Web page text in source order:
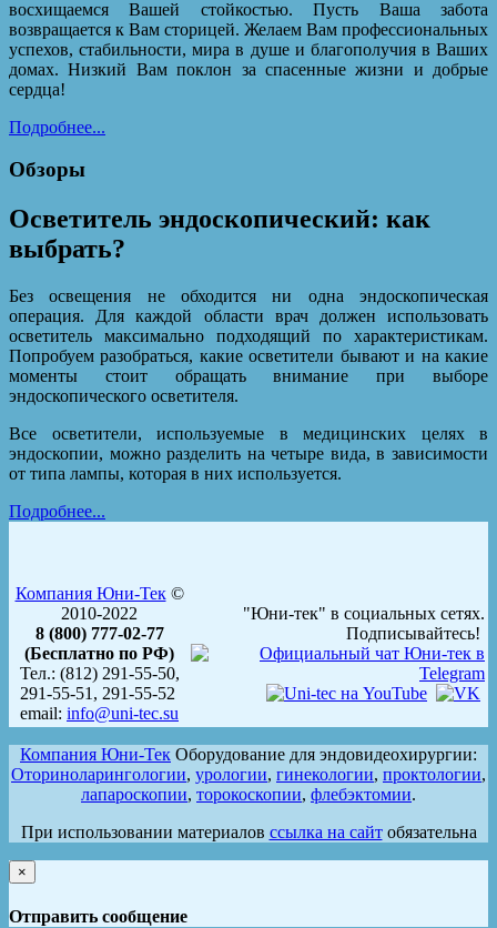
восхищаемся Вашей стойкостью. Пусть Ваша забота
возвращается к Вам сторицей. Желаем Вам профессиональных
успехов, стабильности, мира в душе и благополучия в Ваших
домах. Низкий Вам поклон за спасенные жизни и добрые
сердца!
Подробнее...
Обзоры
Осветитель эндоскопический: как
выбрать?
Без освещения не обходится ни одна эндоскопическая
операция. Для каждой области врач должен использовать
осветитель максимально подходящий по характеристикам.
Попробуем разобраться, какие осветители бывают и на какие
моменты стоит обращать внимание при выборе
эндоскопического осветителя.
Все осветители, используемые в медицинских целях в
эндоскопии, можно разделить на четыре вида, в зависимости
от типа лампы, которая в них используется.
Подробнее...
Компания Юни-Тек©
2010-2022
8 (800) 777-02-77
(Бесплатно по РФ)
Тел.: (812) 291-55-50,
291-55-51, 291-55-52
email: info@uni-tec.su
"Юни-тек" в социальных сетях.
Подписывайтесь!
Компания Юни-Тек Оборудование для эндовидеохирургии:
Оториноларингологии, урологии, гинекологии, проктологии,
лапароскопии, торокоскопии, флебэктомии.
При использовании материалов ссылка на сайтобязательна
×
Отправить сообщение